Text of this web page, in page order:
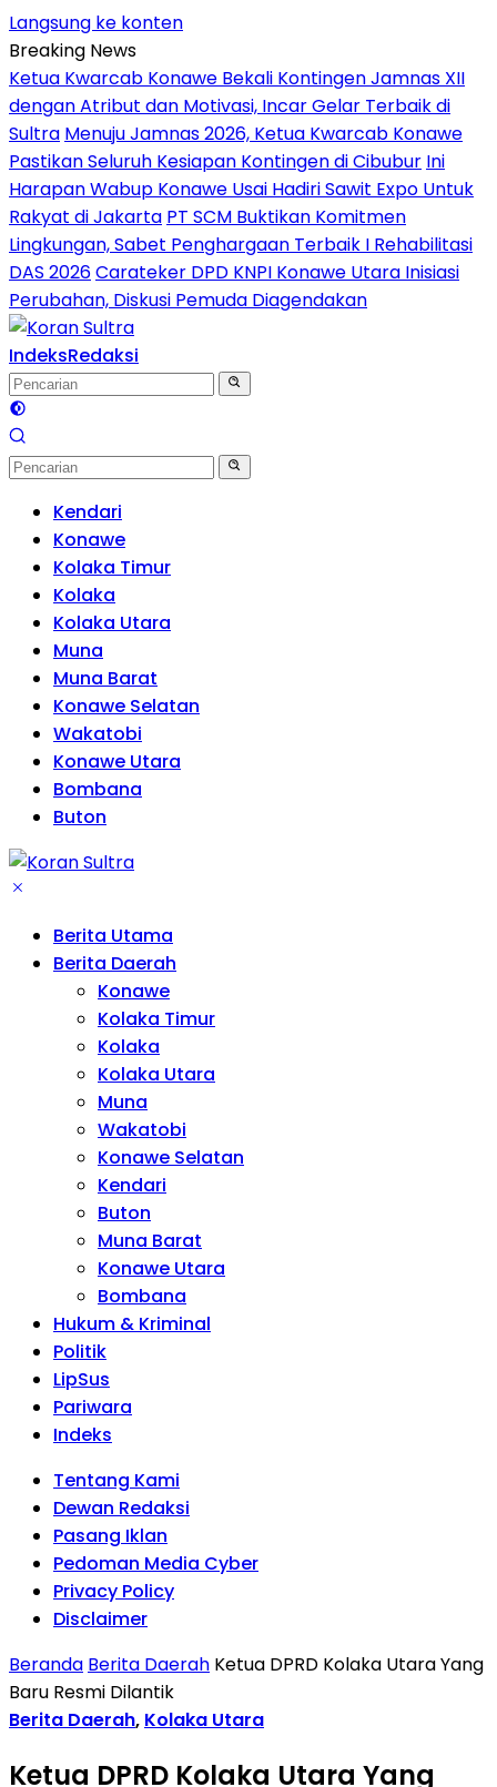
Langsung ke konten
Breaking News
Ketua Kwarcab Konawe Bekali Kontingen Jamnas XII
dengan Atribut dan Motivasi, Incar Gelar Terbaik di
Sultra Menuju Jamnas 2026, Ketua Kwarcab Konawe
Pastikan Seluruh Kesiapan Kontingen di Cibubur Ini
Harapan Wabup Konawe Usai Hadiri Sawit Expo Untuk
Rakyat di Jakarta PT SCM Buktikan Komitmen
Lingkungan, Sabet Penghargaan Terbaik I Rehabilitasi
DAS 2026Carateker DPD KNPI Konawe Utara Inisiasi
Perubahan, Diskusi Pemuda Diagendakan
IndeksRedaksi
Kendari
Konawe
Kolaka Timur
Kolaka
Kolaka Utara
Muna
Muna Barat
Konawe Selatan
Wakatobi
Konawe Utara
Bombana
Buton
Berita Utama
Berita Daerah
Konawe
Kolaka Timur
Kolaka
Kolaka Utara
Muna
Wakatobi
Konawe Selatan
Kendari
Buton
Muna Barat
Konawe Utara
Bombana
Hukum & Kriminal
Politik
LipSus
Pariwara
Indeks
Tentang Kami
Dewan Redaksi
Pasang Iklan
Pedoman Media Cyber
Privacy Policy
Disclaimer
Beranda Berita Daerah Ketua DPRD Kolaka Utara Yang
Baru Resmi Dilantik
Berita Daerah, Kolaka Utara
Ketua DPRD Kolaka Utara Yang